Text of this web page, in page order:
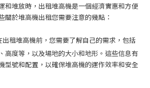
和堆放時，出租堆高機是一個經濟實惠和方便
關於堆高機出租您需要注意的幾點：
出租堆高機前，您需要了解自己的需求，包括
高度等，以及場地的大小和地形。這些信息有
型號和配置，以確保堆高機的運作效率和安全